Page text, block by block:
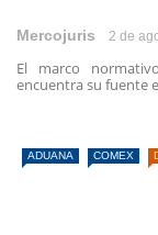
Mercojuris 2 de
El marco
encuentra su fuente
ADUANA COMEX